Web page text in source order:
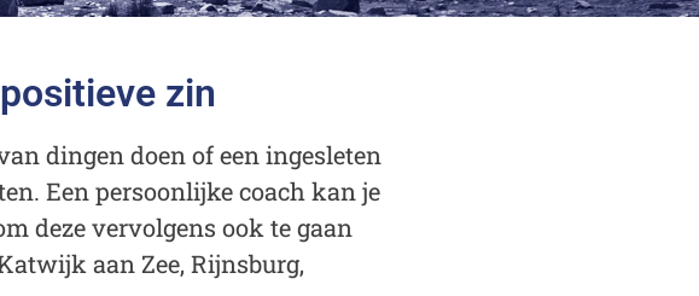
zin
dingen doen of een ingesleten
Een persoonlijke coach kan je
deze vervolgens ook te gaan
aan Zee, Rijnsburg,